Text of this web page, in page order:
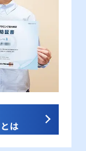
は